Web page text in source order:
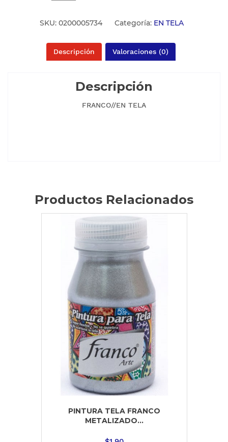
SKU: 0200005734 Categoría: EN TELA
Descripción Valoraciones (0)
Descripción
FRANCO//EN TELA
Productos Relacionados
PINTURA TELA FRANCO
METALIZADO...